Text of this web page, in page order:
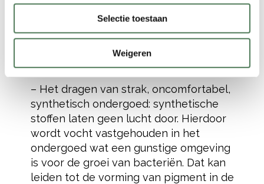
Selectie toestaan
Weigeren
leeftijden. Een tekort kan niet worden
verholpen door te drinken, omdat
preventieve procedures nodig zijn om
watermoleculen vast te houden.
– Het dragen van strak, oncomfortabel,
synthetisch ondergoed: synthetische
stoffen laten geen lucht door. Hierdoor
wordt vocht vastgehouden in het
ondergoed wat een gunstige omgeving
is voor de groei van bacteriën. Dat kan
leiden tot de vorming van pigment in de